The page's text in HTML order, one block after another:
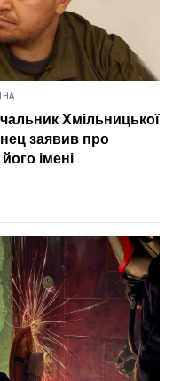
Хмільницької
заявив про
імені